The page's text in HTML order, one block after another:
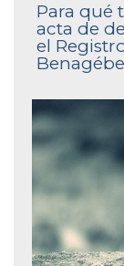
Para qué
acta de
el